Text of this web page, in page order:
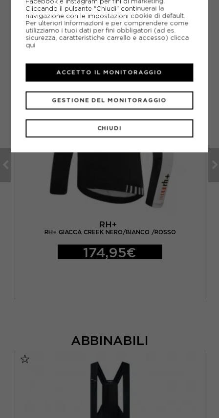
CONSIGLIATI DA NOI
RH+
RH+ GIACCA CREEK NERO/BIANCO /ROSSO
174,95€
ABBINABILI
Cliccando il pulsante "Chiudi" continuerai la
navigazione con le impostazioni cookie di default.
Per ulteriori informazioni e per comprendere come
utilizziamo i tuoi dati per fini obbligatori (ad es.
sicurezza, caratteristiche carrello e accesso) clicca
qui
CHIUDI
GESTIONE DEL MONITORAGGIO
ACCETTO IL MONITORAGGIO